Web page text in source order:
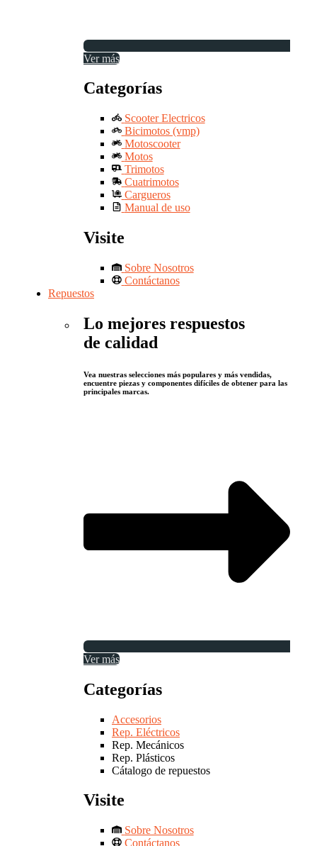
Ver más
Categorías
Scooter Electricos
Bicimotos (vmp)
Motoscooter
Motos
Trimotos
Cuatrimotos
Cargueros
Manual de uso
Visite
Sobre Nosotros
Contáctanos
Repuestos
Lo mejores respuestos
de calidad
Vea nuestras selecciones más populares y más vendidas,
encuentre piezas y componentes difíciles de obtener para las
principales marcas.
Ver más
Categorías
Accesorios
Rep. Eléctricos
Rep. Mecánicos
Rep. Plásticos
Cátalogo de repuestos
Visite
Sobre Nosotros
Contáctanos